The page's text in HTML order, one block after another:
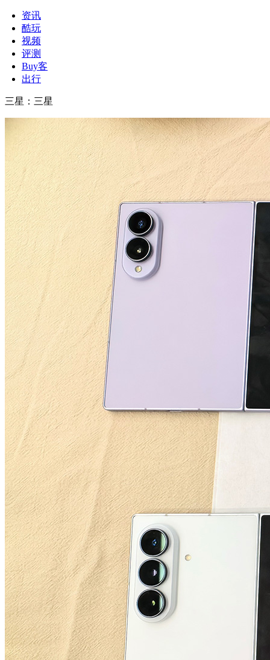
资讯
酷玩
视频
评测
Buy客
出行
三星 ： 三星